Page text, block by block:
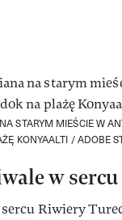
STARYM MIEŚCIE W
KONYAALTI /ADOBE
w
sercu Riwiery